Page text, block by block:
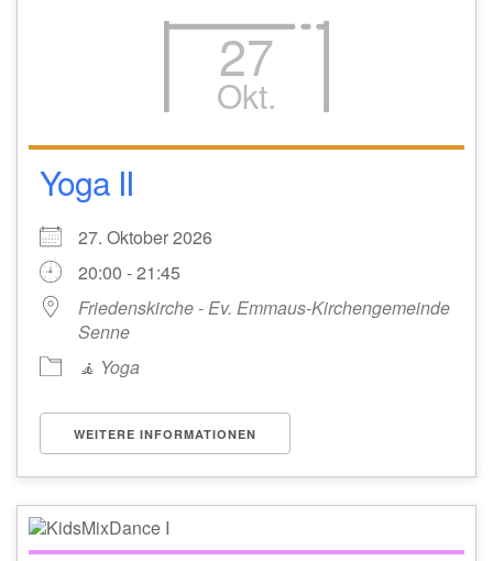
27
Okt.
Yoga II
27. Oktober 2026
20:00 - 21:45
Friedenskirche - Ev. Emmaus-Kirchengemeinde
Senne
🧘 Yoga
WEITERE INFORMATIONEN